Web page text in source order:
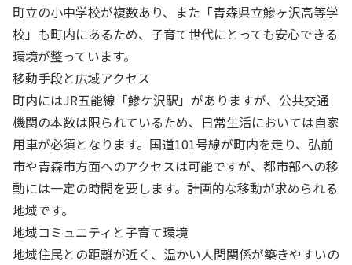
町立の小中学校が複数あり、また「青森県立鰺ヶ沢高等学
校」も町内にあるため、子育て世代にとっても安心できる
環境が整っています。
移動手段と広域アクセス
町内にはJR五能線「鰺ケ沢駅」がありますが、公共交通
機関の本数は限られているため、日常生活においては自家
用車が必須となります。国道101号線が町内を走り、弘前
市や青森市方面へのアクセスは可能ですが、都市部への移
動には一定の時間を要します。計画的な移動が求められる
地域です。
地域コミュニティと子育て環境
地域住民との距離が近く、温かい人間関係が築きやすいの